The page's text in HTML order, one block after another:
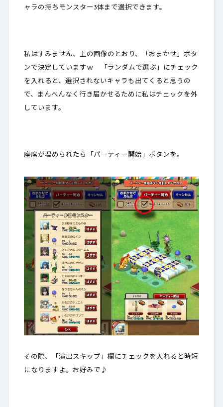
ャラの持ちモンスター3体まで選択できます。
私はすみません、上の画像のとおり、「おまかせ」ボタ
ンで決定していますｗ 「ランダムで選ぶ」にチェック
を入れると、選択されないキャラも出てくると思うの
で、まんべんなく行き届かせるために私はチェックを外
しています。
座席が埋められたら「パーティー開始」ボタンを。
その際、「演出スキップ」欄にチェックを入れると時短
になりますよ。お好みで♪